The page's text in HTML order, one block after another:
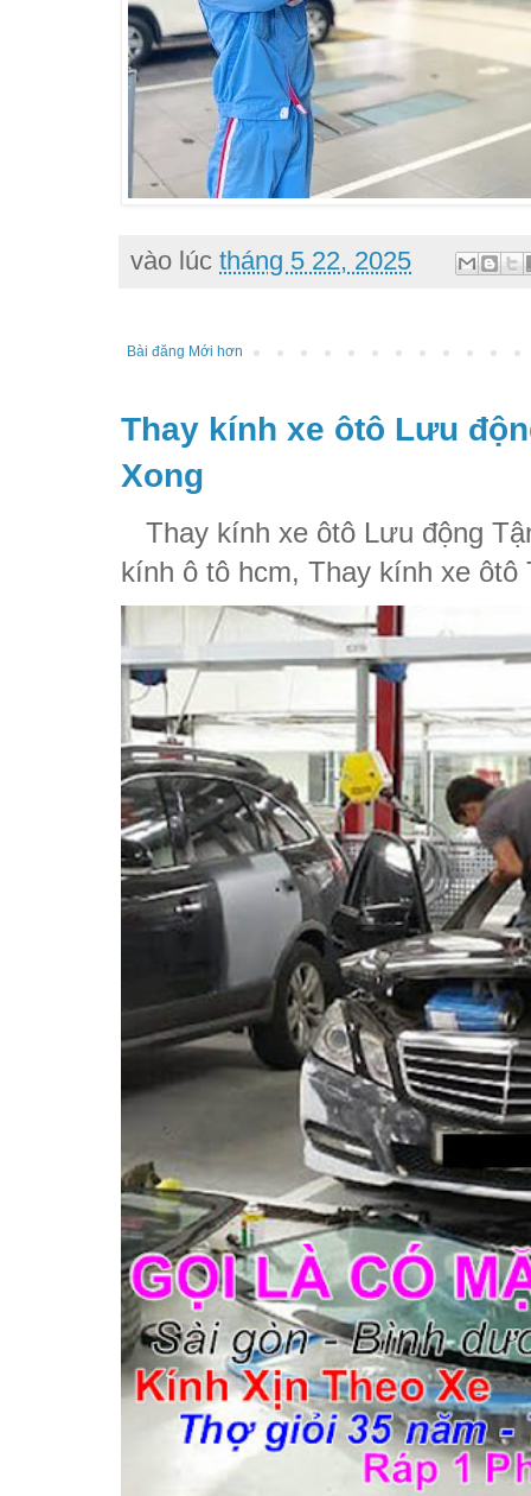
vào lúc tháng 5 22, 2025
Bài đăng Mới hơn
Thay kính xe ôtô Lưu
Xong
Thay kính xe ôtô Lưu động
kính ô tô hcm, Thay kính xe